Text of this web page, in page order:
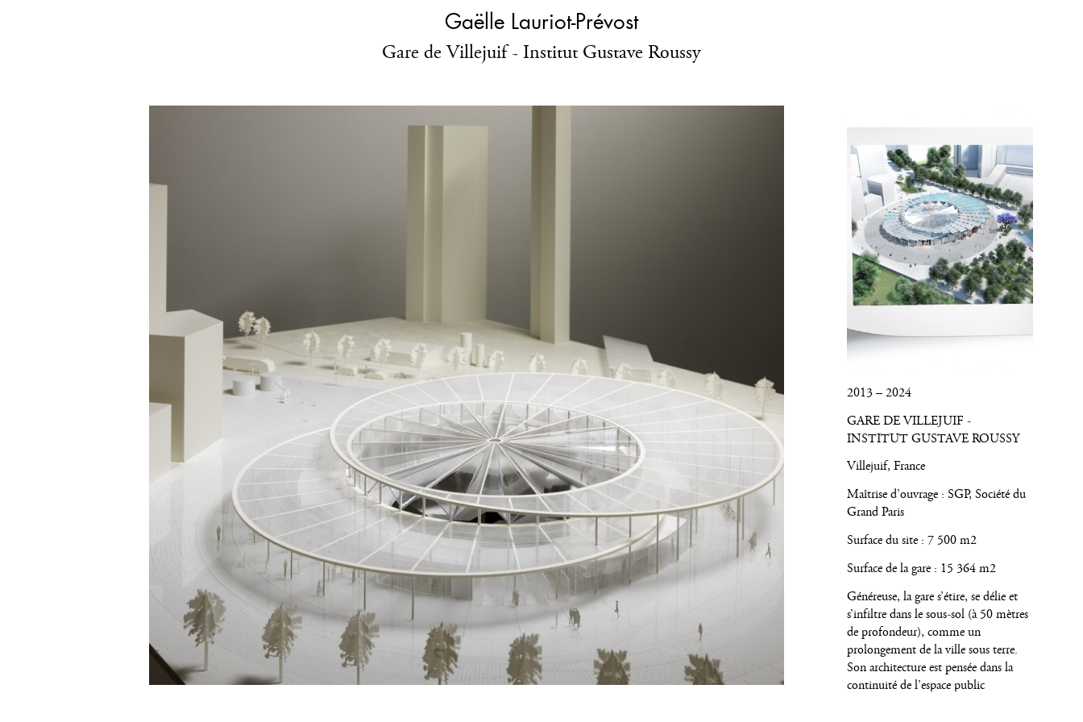
Gaëlle Lauriot-Prévost
Gare de Villejuif - Institut Gustave Roussy
2013 – 2024
GARE DE VILLEJUIF -
INSTITUT GUSTAVE ROUSSY
Villejuif, France
Maîtrise d’ouvrage : SGP, Société du
Grand Paris
Surface du site : 7 500 m2
Surface de la gare : 15 364 m2
Généreuse, la gare s’étire, se délie et
s’infiltre dans le sous-sol (à 50 mètres
de profondeur), comme un
prolongement de la ville sous terre.
Son architecture est pensée dans la
continuité de l’espace public